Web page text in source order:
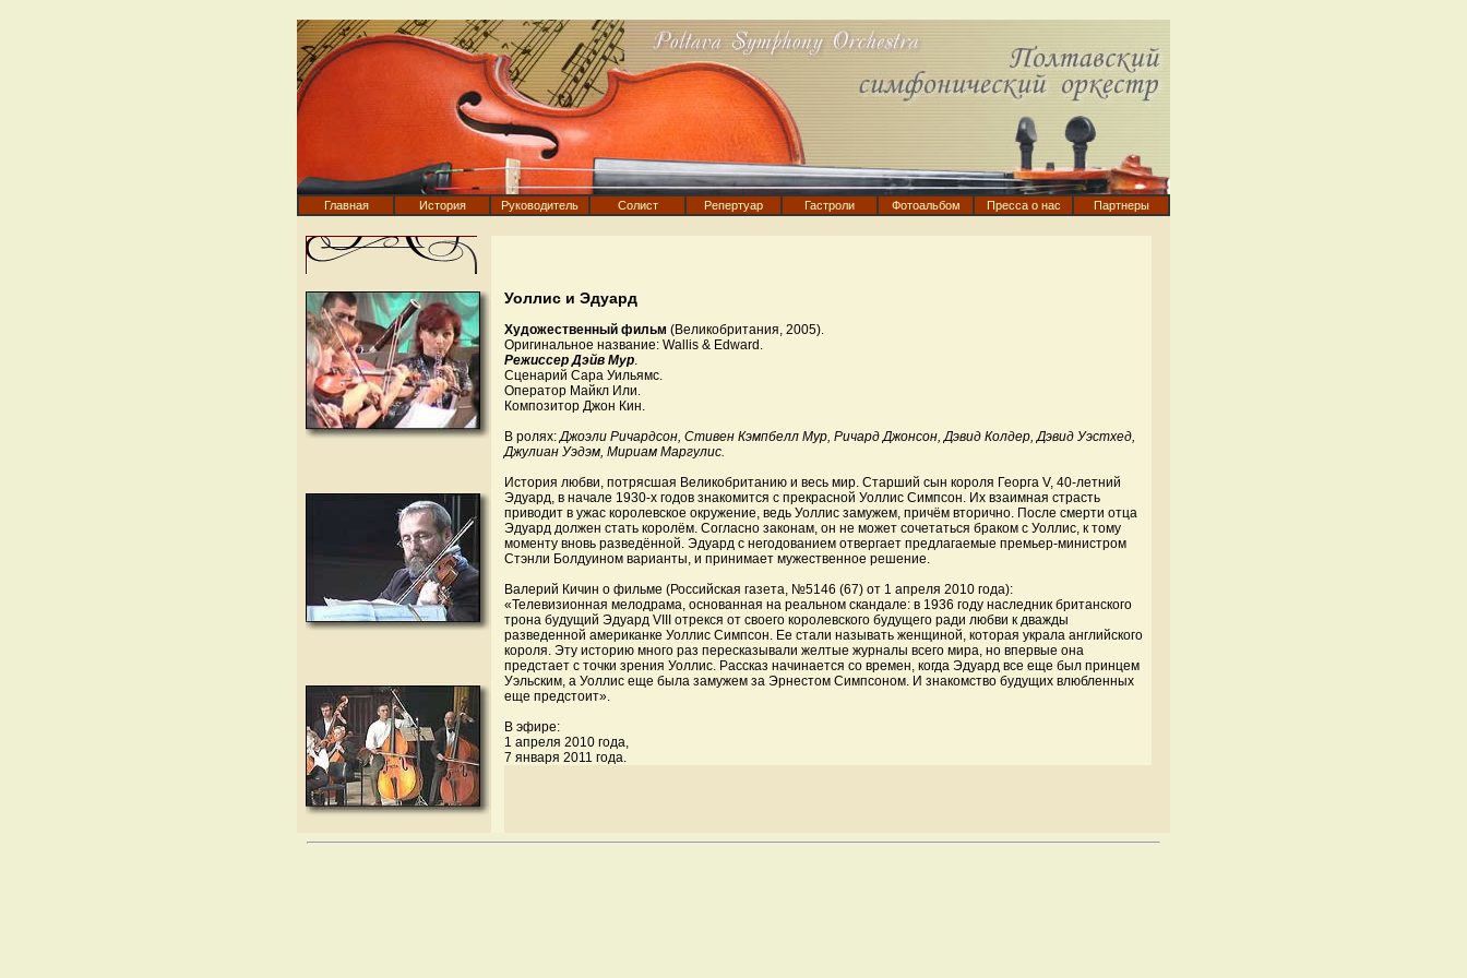
Главная История Руководитель Солист Репертуар Гастроли Фотоальбом Пресса о нас Партнеры
Уоллис и Эдуард
Художественный фильм (Великобритания, 2005).
Оригинальное название: Wallis & Edward.
Режиссер Дэйв Мур.
Сценарий Сара Уильямс.
Оператор Майкл Или.
Композитор Джон Кин.
В ролях:Джоэли Ричардсон, Стивен Кэмпбелл Мур, Ричард Джонсон, Дэвид Колдер, Дэвид Уэстхед,
Джулиан Уэдэм, Мириам Маргулис.
История любви, потрясшая Великобританию и весь мир. Старший сын короля Георга V, 40-летний
Эдуард, в начале 1930-х годов знакомится с прекрасной Уоллис Симпсон. Их взаимная страсть
приводит в ужас королевское окружение, ведь Уоллис замужем, причём вторично. После смерти отца
Эдуард должен стать королём. Согласно законам, он не может сочетаться браком с Уоллис, к тому
моменту вновь разведённой. Эдуард с негодованием отвергает предлагаемые премьер-министром
Стэнли Болдуином варианты, и принимает мужественное решение.
Валерий Кичин о фильме (Российская газета, №5146 (67) от 1 апреля 2010 года):
«Телевизионная мелодрама, основанная на реальном скандале: в 1936 году наследник британского
трона будущий Эдуард VIII отрекся от своего королевского будущего ради любви к дважды
разведенной американке Уоллис Симпсон. Ее стали называть женщиной, которая украла английского
короля. Эту историю много раз пересказывали желтые журналы всего мира, но впервые она
предстает с точки зрения Уоллис. Рассказ начинается со времен, когда Эдуард все еще был принцем
Уэльским, а Уоллис еще была замужем за Эрнестом Симпсоном. И знакомство будущих влюбленных
еще предстоит».
В эфире:
1 апреля 2010 года,
7 января 2011 года.